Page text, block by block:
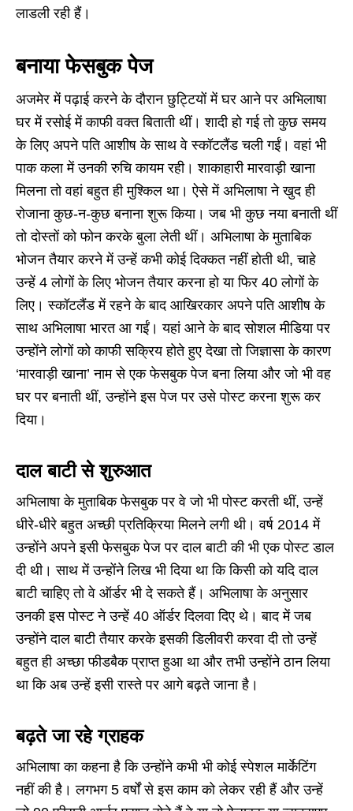
लाडली रही हैं।
बनाया फेसबुक पेज
अजमेर में पढ़ाई करने के दौरान छुट्टियों में घर आने पर अभिलाषा
घर में रसोई में काफी वक्त बिताती थीं। शादी हो गई तो कुछ समय
के लिए अपने पति आशीष के साथ वे स्कॉटलैंड चली गईं। वहां भी
पाक कला में उनकी रुचि कायम रही। शाकाहारी मारवाड़ी खाना
मिलना तो वहां बहुत ही मुश्किल था। ऐसे में अभिलाषा ने खुद ही
रोजाना कुछ-न-कुछ बनाना शुरू किया। जब भी कुछ नया बनाती थीं
तो दोस्तों को फोन करके बुला लेती थीं। अभिलाषा के मुताबिक
भोजन तैयार करने में उन्हें कभी कोई दिक्कत नहीं होती थी, चाहे
उन्हें 4 लोगों के लिए भोजन तैयार करना हो या फिर 40 लोगों के
लिए। स्कॉटलैंड में रहने के बाद आखिरकार अपने पति आशीष के
साथ अभिलाषा भारत आ गईं। यहां आने के बाद सोशल मीडिया पर
उन्होंने लोगों को काफी सक्रिय होते हुए देखा तो जिज्ञासा के कारण
‘मारवाड़ी खाना’ नाम से एक फेसबुक पेज बना लिया और जो भी वह
घर पर बनाती थीं, उन्होंने इस पेज पर उसे पोस्ट करना शुरू कर
दिया।
दाल बाटी से शुरुआत
अभिलाषा के मुताबिक फेसबुक पर वे जो भी पोस्ट करती थीं, उन्हें
धीरे-धीरे बहुत अच्छी प्रतिक्रिया मिलने लगी थी। वर्ष 2014 में
उन्होंने अपने इसी फेसबुक पेज पर दाल बाटी की भी एक पोस्ट डाल
दी थी। साथ में उन्होंने लिख भी दिया था कि किसी को यदि दाल
बाटी चाहिए तो वे ऑर्डर भी दे सकते हैं। अभिलाषा के अनुसार
उनकी इस पोस्ट ने उन्हें 40 ऑर्डर दिलवा दिए थे। बाद में जब
उन्होंने दाल बाटी तैयार करके इसकी डिलीवरी करवा दी तो उन्हें
बहुत ही अच्छा फीडबैक प्राप्त हुआ था और तभी उन्होंने ठान लिया
था कि अब उन्हें इसी रास्ते पर आगे बढ़ते जाना है।
बढ़ते जा रहे ग्राहक
अभिलाषा का कहना है कि उन्होंने कभी भी कोई स्पेशल मार्केटिंग
नहीं की है। लगभग 5 वर्षों से इस काम को लेकर रही हैं और उन्हें